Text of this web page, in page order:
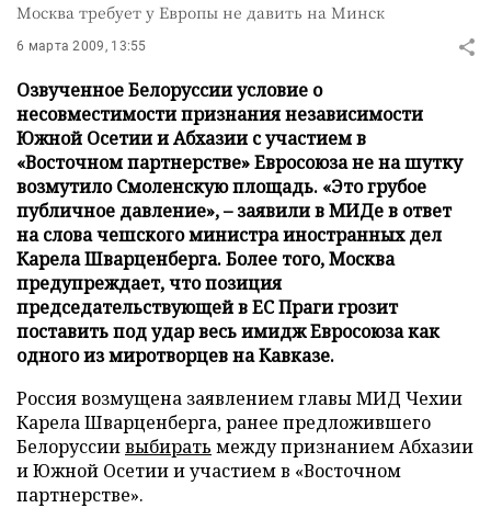
Москва требует у Европы не давить на Минск
6 марта 2009, 13:55
Озвученное Белоруссии условие о
несовместимости признания независимости
Южной Осетии и Абхазии с участием в
«Восточном партнерстве» Евросоюза не на шутку
возмутило Смоленскую площадь. «Это грубое
публичное давление», – заявили в МИДе в ответ
на слова чешского министра иностранных дел
Карела Шварценберга. Более того, Москва
предупреждает, что позиция
председательствующей в ЕС Праги грозит
поставить под удар весь имидж Евросоюза как
одного из миротворцев на Кавказе.
Россия возмущена заявлением главы МИД Чехии
Карела Шварценберга, ранее предложившего
Белоруссиивыбирать между признанием Абхазии
и Южной Осетии и участием в «Восточном
партнерстве».